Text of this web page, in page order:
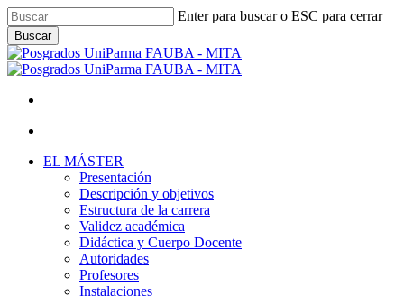
Skip
to
main
content
Enter para buscar o ESC para cerrar
Buscar
Close
Search
Menu
Menu
EL MÁSTER
Presentación
Descripción y objetivos
Estructura de la carrera
Validez académica
Didáctica y Cuerpo Docente
Autoridades
Profesores
Instalaciones